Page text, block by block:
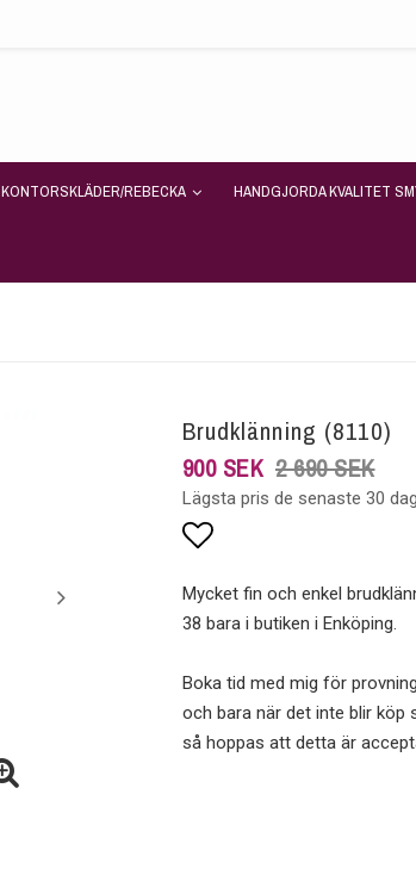
KONTORSKLÄDER/REBECKA HANDGJORDA KVALITET
Brudklänning (8110)
2 690 SEK
900 SEK
Lägsta pris de senaste 30
Mycket fin och enkel
38 bara i butiken i Enköping.
Boka tid med mig för
och bara när det inte blir köp
så hoppas att detta är